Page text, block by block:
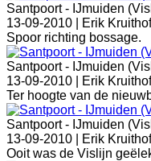
Santpoort - IJmuiden
13-09-2010 |
Erik Kruithof
Spoor richting bossage.
Santpoort - IJmuiden
13-09-2010 |
Erik Kruithof
Ter hoogte van de
Santpoort - IJmuiden
13-09-2010 |
Erik Kruithof
Ooit was de Vislijn